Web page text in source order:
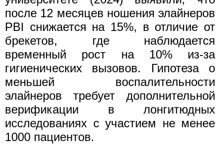
после 12 месяцев ношения элайнеров
PBI снижается на 15%, в отличие от
брекетов, где наблюдается
временный рост на 10% из-за
гигиенических вызовов. Гипотеза о
меньшей воспалительности
элайнеров требует дополнительной
верификации в лонгитюдных
исследованиях с участием не менее
1000 пациентов.